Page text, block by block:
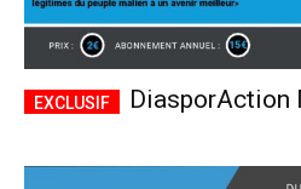
DiasporAction